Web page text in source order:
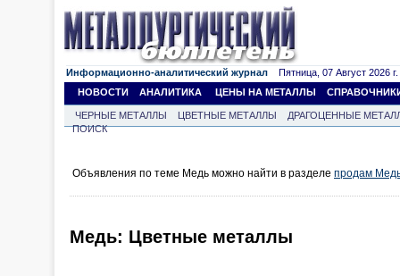
Информационно-аналитический журнал Пятница, 07 Август 2026 г.
НОВОСТИ
АНАЛИТИКА ЦЕНЫ НА МЕТАЛЛЫ
ЧЕРНЫЕ МЕТАЛЛЫ ЦВЕТНЫЕ МЕТАЛЛЫ
ДРАГОЦЕННЫЕ
ПОИСК
Объявления по теме Медь можно найти в разделе продам
Медь: Цветные металлы